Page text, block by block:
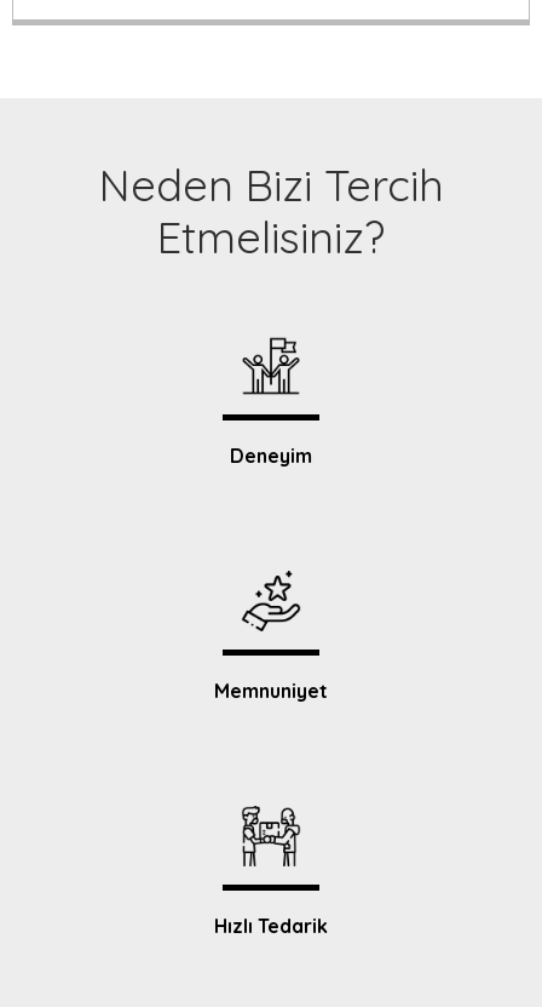
Neden Bizi Tercih
Etmelisiniz?
Deneyim
Memnuniyet
Hızlı Tedarik